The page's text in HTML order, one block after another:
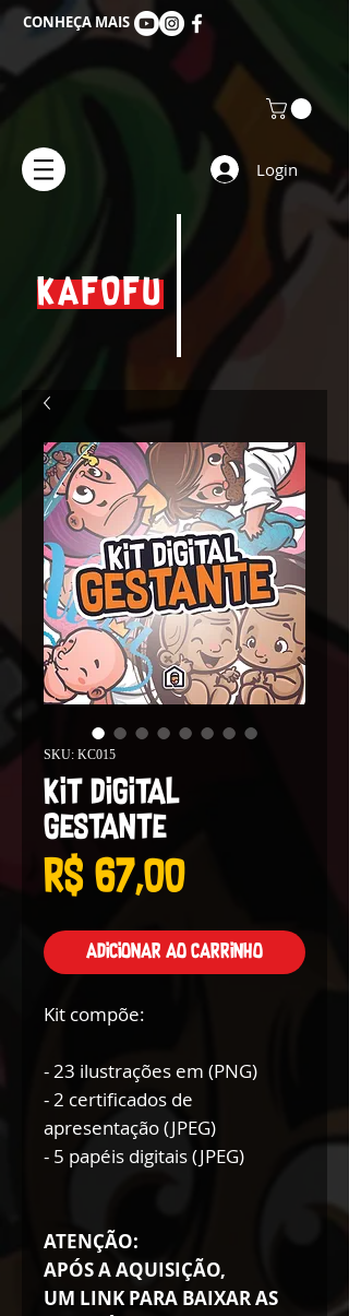
CONHEÇA MAIS
Login
KAFOFU
SKU: KC015
Kit Digital
Gestante
R$ 67,00Preço
Adicionar ao carrinho
Kit compõe:
- 23 ilustrações em (PNG)
- 2 certificados de
apresentação (JPEG)
- 5 papéis digitais (JPEG)
ATENÇÃO:
APÓS A AQUISIÇÃO,
UM LINK PARA BAIXAR AS